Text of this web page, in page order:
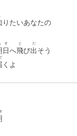
りたいあなたの
日
す
へ飛
と
び出
だ
そう
くよ